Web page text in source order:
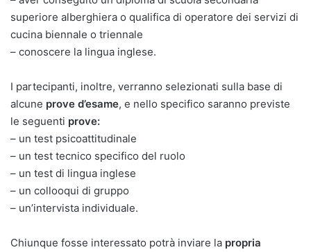
superiore alberghiera o qualifica di operatore dei servizi di
cucina biennale o triennale
– conoscere la lingua inglese.
I partecipanti, inoltre, verranno selezionati sulla base di
alcune prove d’esame, e nello specifico saranno previste
le seguenti prove:
– un test psicoattitudinale
– un test tecnico specifico del ruolo
– un test di lingua inglese
– un collooqui di gruppo
– un’intervista individuale.
Chiunque fosse interessato potrà inviare la propria